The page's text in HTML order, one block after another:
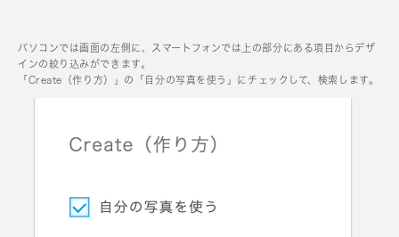
パソコンでは画面の左側に、スマートフォンでは上の部分にある項目からデザ
インの絞り込みができます。
​​「​​​​​Create（作り方）」の「自分の写真を使う」にチェックして、検索します。